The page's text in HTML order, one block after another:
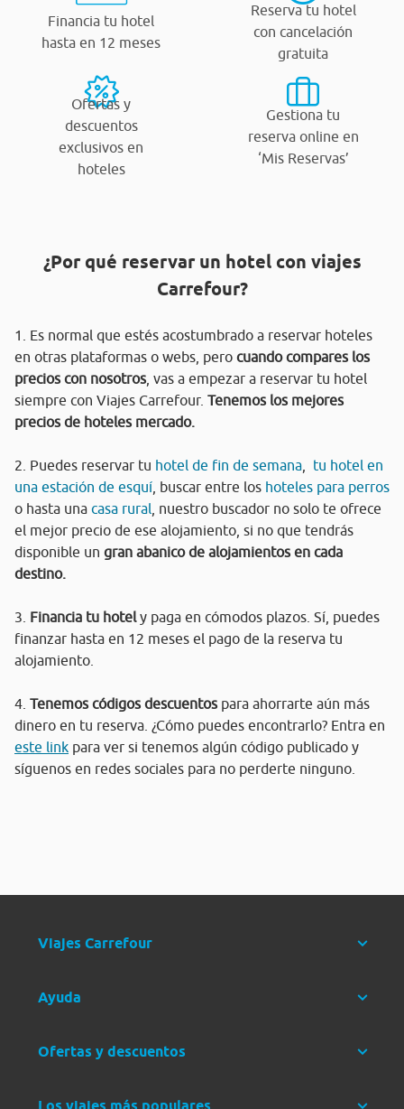
Financia tu hotel
hasta en 12 meses
Reserva tu hotel
con cancelación
gratuita
Ofertas y
descuentos
exclusivos en
hoteles
Gestiona tu
reserva online en
‘Mis Reservas’
¿Por qué reservar un hotel con viajes
Carrefour?
1. Es normal que estés acostumbrado a reservar hoteles
en otras plataformas o webs, pero cuando compares los
precios con nosotros, vas a empezar a reservar tu hotel
siempre con Viajes Carrefour. Tenemos los mejores
precios de hoteles mercado.
2. Puedes reservar tu hotel de fin de semana
tu hotel en
una estación de esquí , buscar entre los hoteles para perros
o hasta una casa rural , nuestro buscador no solo te ofrece
el mejor precio de ese alojamiento, si no que tendrás
disponible un gran abanico de alojamientos en cada
destino.
3. Financia tu hotely paga en cómodos plazos. Sí, puedes
finanzar hasta en 12 meses el pago de la reserva tu
alojamiento.
4. Tenemos códigos descuentos para ahorrarte aún más
dinero en tu reserva. ¿Cómo puedes encontrarlo? Entra en
este link para ver si tenemos algún código publicado y
síguenos en redes sociales para no perderte ninguno.
Viajes Carrefour
Ayuda
Ofertas y descuentos